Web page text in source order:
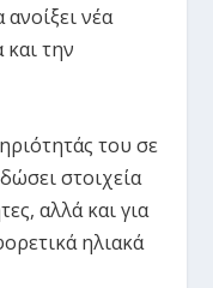
ανοίξει νέα
την
του σε
στοιχεία
αλλά και για
ηλιακά